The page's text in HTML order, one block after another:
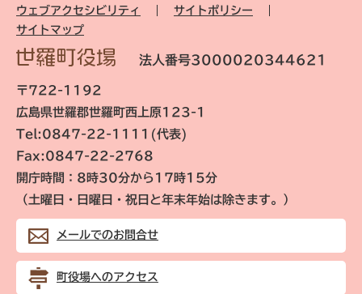
ウェブアクセシビリティ
サイトポリシー
サイトマップ
法人番号3000020344621
〒722-1192
広島県世羅郡世羅町西上原123-1
Tel:0847-22-1111(代表)
Fax:0847-22-2768
開庁時間：8時30分から17時15分
（土曜日・日曜日・祝日と年末年始は除きます。）
メールでのお問合せ
町役場へのアクセス